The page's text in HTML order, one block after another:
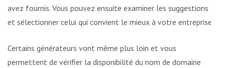
avez fournis. Vous pouvez ensuite examiner les suggestions
et sélectionner celui qui convient le mieux à votre entreprise.
Certains générateurs vont même plus loin et vous
permettent de vérifier la disponibilité du nom de domaine